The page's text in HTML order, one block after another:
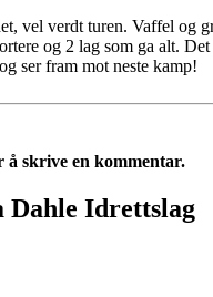
vel verdt turen. Vaffel og
og 2 lag som ga alt.
ser fram mot neste kamp!
å skrive en kommentar.
Dahle Idrettslag